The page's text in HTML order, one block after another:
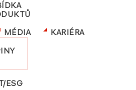
MÉDIA
KARIÉRA
ESG